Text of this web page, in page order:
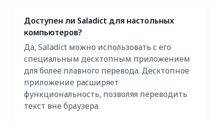
Доступен ли Saladict для настольных
компьютеров?
Да, Saladict можно использовать с его
специальным десктопным приложением
для более плавного перевода. Десктопное
приложение расширяет
функциональность, позволяя переводить
текст вне браузера.